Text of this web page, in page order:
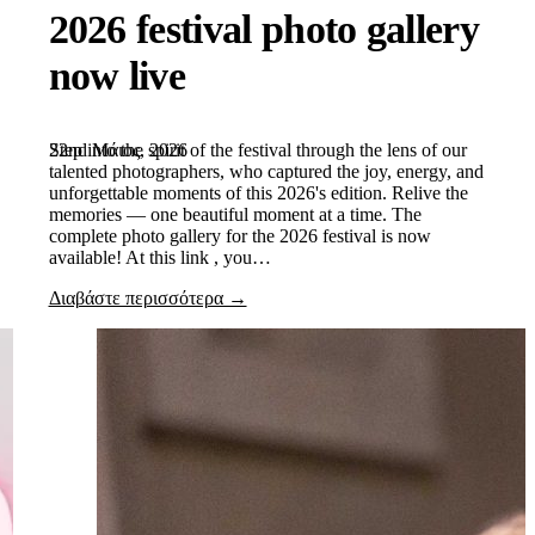
2026 festival photo gallery
now live
22nd Μάιος, 2026
Step into the spirit of the festival through the lens of our
talented photographers, who captured the joy, energy, and
unforgettable moments of this 2026's edition. Relive the
memories — one beautiful moment at a time. The
complete photo gallery for the 2026 festival is now
available! At this link , you…
Διαβάστε περισσότερα →